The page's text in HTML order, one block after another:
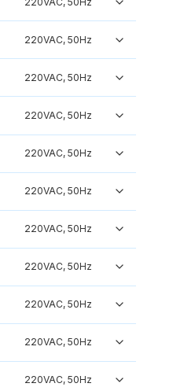
220VAC, 50Hz
220VAC, 50Hz
220VAC, 50Hz
220VAC, 50Hz
220VAC, 50Hz
220VAC, 50Hz
220VAC, 50Hz
220VAC, 50Hz
220VAC, 50Hz
220VAC, 50Hz